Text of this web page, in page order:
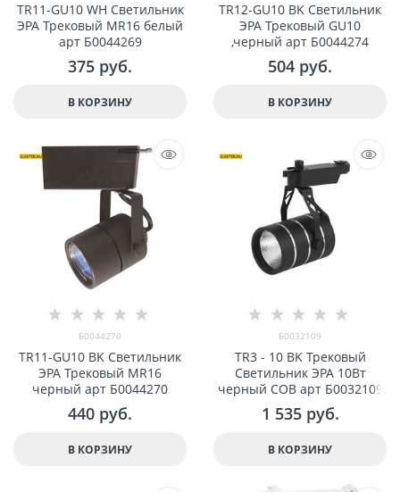
TR11-GU10 WH Светильник
ЭРА Трековый MR16 белый
арт Б0044269
375 руб.
В КОРЗИНУ
TR12-GU10 BK Светильник
ЭРА Трековый GU10
,черный арт Б0044274
504 руб.
В КОРЗИНУ
Б0044270
TR11-GU10 BK Светильник
ЭРА Трековый MR16
черный арт Б0044270
440 руб.
В КОРЗИНУ
Б0032109
TR3 - 10 BK Трековый
Светильник ЭРА 10Вт
черный COB арт Б0032109
1 535 руб.
В КОРЗИНУ